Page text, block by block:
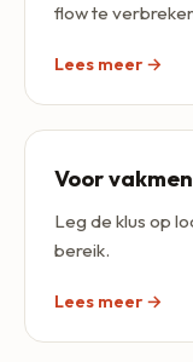
flow te
Lees meer →
Voor
Leg de klus op
bereik.
Lees meer →